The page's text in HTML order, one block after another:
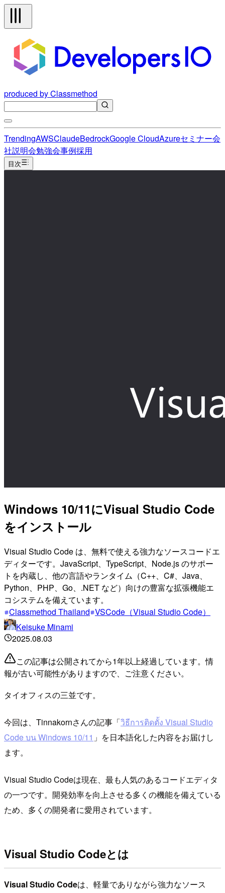
produced by Classmethod
TrendingAWSClaudeBedrockGoogle CloudAzureセミナー会
社説明会勉強会事例採用
目次
Windows 10/11にVisual Studio Code
をインストール
Visual Studio Code は、無料で使える強力なソースコードエ
ディターです。JavaScript、TypeScript、Node.js のサポー
トを内蔵し、他の言語やランタイム（C++、C#、Java、
Python、PHP、Go、.NET など）向けの豊富な拡張機能エ
コシステムを備えています。
Classmethod Thailand VSCode（Visual Studio Code）
Keisuke Minami
2025.08.03
この記事は公開されてから1年以上経過しています。情
報が古い可能性がありますので、ご注意ください。
タイオフィスの三並です。
今回は、Tinnakornさんの記事「วิธีการติดตั้ง Visual Studio
Code บน Windows 10/11 」を日本語化した内容をお届けし
ます。
Visual Studio Codeは現在、最も人気のあるコードエディタ
の一つです。開発効率を向上させる多くの機能を備えている
ため、多くの開発者に愛用されています。
Visual Studio Codeとは
Visual Studio Codeは、軽量でありながら強力なソース